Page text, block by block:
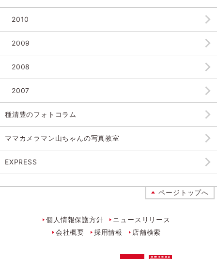
2010
2009
2008
2007
種清豊のフォトコラム
ママカメラマン山ちゃんの写真教室
EXPRESS
ページトップへ
個人情報保護方針
ニュースリリース
会社概要
採用情報 店舗検索